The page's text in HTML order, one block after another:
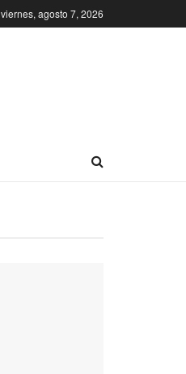
viernes, agosto 7, 2026